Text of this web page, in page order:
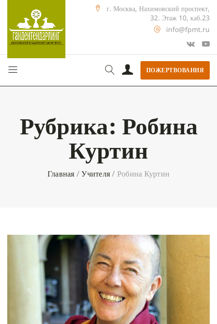
г. Москва, Нахимовский проспект,
32. Этаж 10, каб.23
info@fpmt.ru
ПОЖЕРТВОВАНИЯ
Рубрика: Робина
Куртин
Главная /Учителя/ Робина Куртин